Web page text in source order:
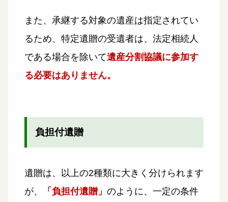
また、承継する対象の遺産は指定されてい
るため、特定遺贈の受遺者は、法定相続人
である場合を除いて遺産分割協議に参加す
る必要はありません。
負担付遺贈
遺贈は、以上の2種類に大きく分けられます
が、
「負担付遺贈」 のように、一定の条件